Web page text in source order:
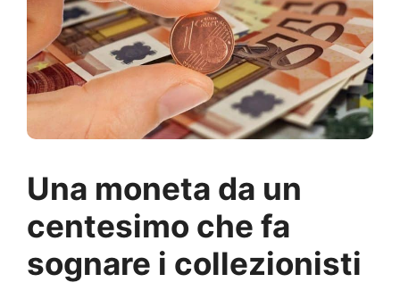
Una moneta da un
centesimo che fa
sognare i collezionisti